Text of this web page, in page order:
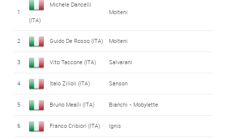
1
Michele Dancelli
(ITA)
Molteni
2 Guido De Rosso (ITA) Molteni
3 Vito Taccone (ITA) Salvarani
4 Italo Zilioli (ITA) Sanson
5 Bruno Mealli (ITA) Bianchi - Mobylette
6 Franco Cribiori (ITA) Ignis